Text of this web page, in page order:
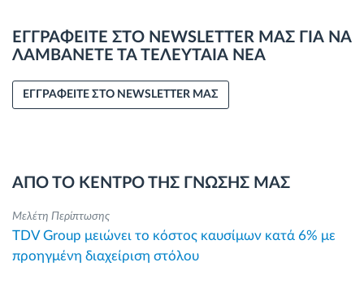
ΕΓΓΡΑΦΕΙΤΕ ΣΤΟ NEWSLETTER ΜΑΣ ΓΙΑ ΝΑ
ΛΑΜΒΑΝΕΤΕ ΤΑ ΤΕΛΕΥΤΑΙΑ ΝΕΑ
ΕΓΓΡΑΦΕΙΤΕ ΣΤΟ NEWSLETTER ΜΑΣ
ΑΠΟ ΤΟ ΚΕΝΤΡΟ ΤΗΣ ΓΝΩΣΗΣ ΜΑΣ
Μελέτη Περίπτωσης
TDV Group μειώνει το κόστος καυσίμων κατά 6% με
προηγμένη διαχείριση στόλου